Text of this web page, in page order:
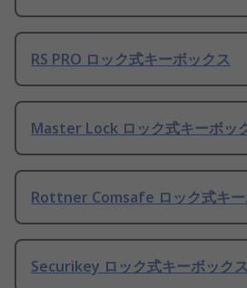
RS PRO ロック式キーボックス
Master Lock ロック式キーボッ
Rottner Comsafe ロック式キ
Securikey ロック式キーボック